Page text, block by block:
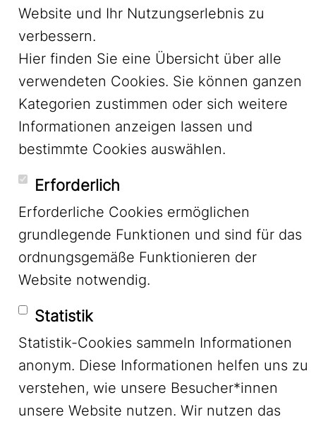
LinkedIn
YouTube
Mastodon
Bluesky
Footer Menu Impressum
Datenschutz
Website und Ihr Nutzungserlebnis zu
verbessern.
Hier finden Sie eine Übersicht über alle
verwendeten Cookies. Sie können ganzen
Kategorien zustimmen oder sich weitere
Informationen anzeigen lassen und
bestimmte Cookies auswählen.
Erforderlich
Erforderliche Cookies ermöglichen
grundlegende Funktionen und sind für das
ordnungsgemäße Funktionieren der
Website notwendig.
Statistik
Statistik-Cookies sammeln Informationen
anonym. Diese Informationen helfen uns zu
verstehen, wie unsere Besucher*innen
unsere Website nutzen. Wir nutzen das